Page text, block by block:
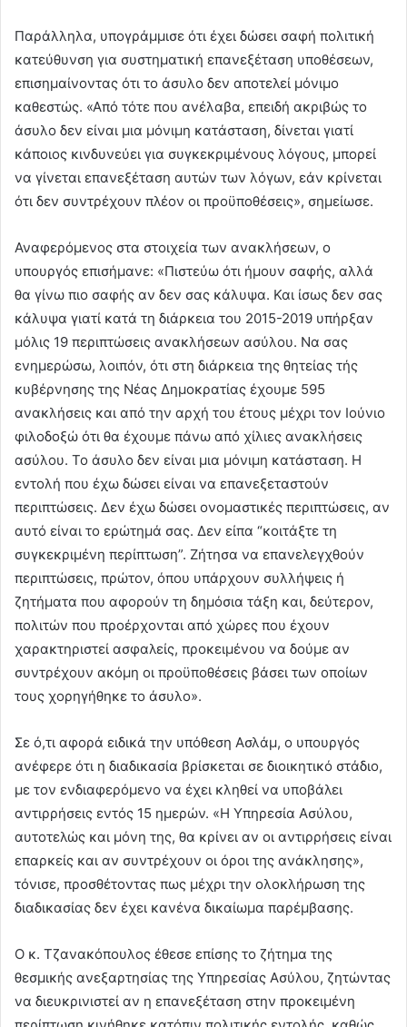
Παράλληλα, υπογράμμισε ότι έχει δώσει σαφή πολιτική
κατεύθυνση για συστηματική επανεξέταση υποθέσεων,
επισημαίνοντας ότι το άσυλο δεν αποτελεί μόνιμο
καθεστώς. «Από τότε που ανέλαβα, επειδή ακριβώς το
άσυλο δεν είναι μια μόνιμη κατάσταση, δίνεται γιατί
κάποιος κινδυνεύει για συγκεκριμένους λόγους, μπορεί
να γίνεται επανεξέταση αυτών των λόγων, εάν κρίνεται
ότι δεν συντρέχουν πλέον οι προϋποθέσεις», σημείωσε.
Αναφερόμενος στα στοιχεία των ανακλήσεων, ο
υπουργός επισήμανε: «Πιστεύω ότι ήμουν σαφής, αλλά
θα γίνω πιο σαφής αν δεν σας κάλυψα. Και ίσως δεν σας
κάλυψα γιατί κατά τη διάρκεια του 2015-2019 υπήρξαν
μόλις 19 περιπτώσεις ανακλήσεων ασύλου. Να σας
ενημερώσω, λοιπόν, ότι στη διάρκεια της θητείας τής
κυβέρνησης της Νέας Δημοκρατίας έχουμε 595
ανακλήσεις και από την αρχή του έτους μέχρι τον Ιούνιο
φιλοδοξώ ότι θα έχουμε πάνω από χίλιες ανακλήσεις
ασύλου. Το άσυλο δεν είναι μια μόνιμη κατάσταση. Η
εντολή που έχω δώσει είναι να επανεξεταστούν
περιπτώσεις. Δεν έχω δώσει ονομαστικές περιπτώσεις, αν
αυτό είναι το ερώτημά σας. Δεν είπα “κοιτάξτε τη
συγκεκριμένη περίπτωση”. Ζήτησα να επανελεγχθούν
περιπτώσεις, πρώτον, όπου υπάρχουν συλλήψεις ή
ζητήματα που αφορούν τη δημόσια τάξη και, δεύτερον,
πολιτών που προέρχονται από χώρες που έχουν
χαρακτηριστεί ασφαλείς, προκειμένου να δούμε αν
συντρέχουν ακόμη οι προϋποθέσεις βάσει των οποίων
τους χορηγήθηκε το άσυλο».
Σε ό,τι αφορά ειδικά την υπόθεση Ασλάμ, ο υπουργός
ανέφερε ότι η διαδικασία βρίσκεται σε διοικητικό στάδιο,
με τον ενδιαφερόμενο να έχει κληθεί να υποβάλει
αντιρρήσεις εντός 15 ημερών. «Η Υπηρεσία Ασύλου,
αυτοτελώς και μόνη της, θα κρίνει αν οι αντιρρήσεις είναι
επαρκείς και αν συντρέχουν οι όροι της ανάκλησης»,
τόνισε, προσθέτοντας πως μέχρι την ολοκλήρωση της
διαδικασίας δεν έχει κανένα δικαίωμα παρέμβασης.
Ο κ. Τζανακόπουλος έθεσε επίσης το ζήτημα της
θεσμικής ανεξαρτησίας της Υπηρεσίας Ασύλου, ζητώντας
να διευκρινιστεί αν η επανεξέταση στην προκειμένη